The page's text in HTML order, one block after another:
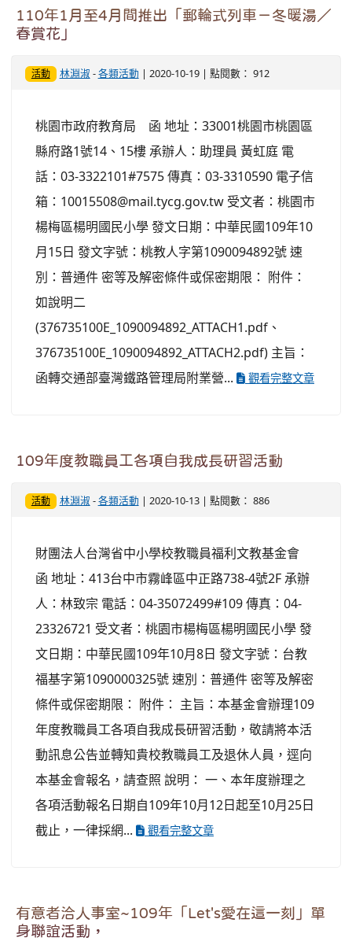
110年1月至4月間推出「郵輪式列車－冬暖湯／
春賞花」
活動 林淵淑 -各類活動 | 2020-10-19 | 點閱數： 912
桃園市政府教育局 函 地址：33001桃園市桃園區
縣府路1號14、15樓 承辦人：助理員 黃虹庭 電
話：03-3322101#7575 傳真：03-3310590 電子信
箱：10015508@mail.tycg.gov.tw 受文者：桃園市
楊梅區楊明國民小學 發文日期：中華民國109年10
月15日 發文字號：桃教人字第1090094892號 速
別：普通件 密等及解密條件或保密期限： 附件：
如說明二
(376735100E_1090094892_ATTACH1.pdf、
376735100E_1090094892_ATTACH2.pdf) 主旨：
函轉交通部臺灣鐵路管理局附業營...
觀看完整文章
109年度教職員工各項自我成長研習活動
活動 林淵淑 -各類活動 | 2020-10-13 | 點閱數： 886
財團法人台灣省中小學校教職員福利文教基金會
函 地址：413台中市霧峰區中正路738-4號2F 承辦
人：林致宗 電話：04-35072499#109 傳真：04-
23326721 受文者：桃園市楊梅區楊明國民小學 發
文日期：中華民國109年10月8日 發文字號：台教
福基字第1090000325號 速別：普通件 密等及解密
條件或保密期限： 附件： 主旨：本基金會辦理109
年度教職員工各項自我成長研習活動，敬請將本活
動訊息公告並轉知貴校教職員工及退休人員，逕向
本基金會報名，請查照 說明： 一、本年度辦理之
各項活動報名日期自109年10月12日起至10月25日
截止，一律採網...
觀看完整文章
有意者洽人事室~109年「Let's愛在這一刻」單
身聯誼活動，